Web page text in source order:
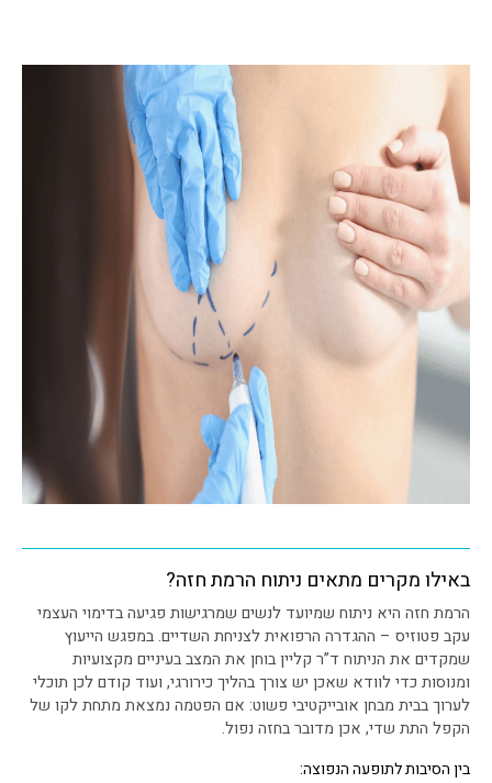
באילו מקרים מתאים ניתוח הרמת חזה?
הרמת חזה היא ניתוח שמיועד לנשים שמרגישות פגיעה בדימוי העצמי
עקב פטוזיס – ההגדרה הרפואית לצניחת השדיים. במפגש הייעוץ
שמקדים את הניתוח ד”ר קליין בוחן את המצב בעיניים מקצועיות
ומנוסות כדי לוודא שאכן יש צורך בהליך כירורגי, ועוד קודם לכן תוכלי
לערוך בבית מבחן אובייקטיבי פשוט: אם הפטמה נמצאת מתחת לקו של
הקפל התת שדי, אכן מדובר בחזה נפול.
בין הסיבות לתופעה הנפוצה: